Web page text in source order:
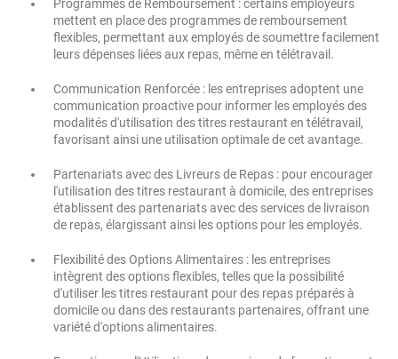
Programmes de Remboursement : certains employeurs
mettent en place des programmes de remboursement
flexibles, permettant aux employés de soumettre facilement
leurs dépenses liées aux repas, même en télétravail.
Communication Renforcée : les entreprises adoptent une
communication proactive pour informer les employés des
modalités d'utilisation des titres restaurant en télétravail,
favorisant ainsi une utilisation optimale de cet avantage.
Partenariats avec des Livreurs de Repas : pour encourager
l'utilisation des titres restaurant à domicile, des entreprises
établissent des partenariats avec des services de livraison
de repas, élargissant ainsi les options pour les employés.
Flexibilité des Options Alimentaires : les entreprises
intègrent des options flexibles, telles que la possibilité
d'utiliser les titres restaurant pour des repas préparés à
domicile ou dans des restaurants partenaires, offrant une
variété d'options alimentaires.